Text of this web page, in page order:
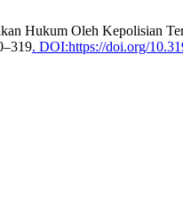
Hukum Oleh Kepolisian
. DOI:https://doi.org/